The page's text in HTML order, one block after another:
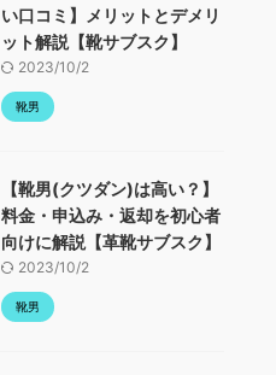
い口コミ】メリットとデメリ
ット解説【靴サブスク】
2023/10/2
靴男
【靴男(クツダン)は高い？】
料金・申込み・返却を初心者
向けに解説【革靴サブスク】
2023/10/2
靴男